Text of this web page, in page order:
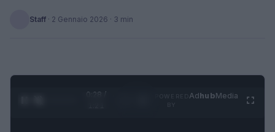
Staff · 2 Gennaio 2026 · 3 min
0:28 /
AdhubMedia